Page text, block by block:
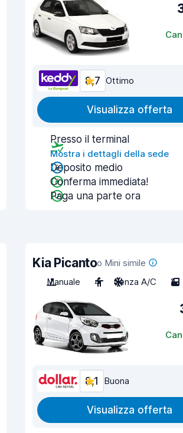
8,7 Ottimo
Visualizza offerta
Presso il terminal
Mostra i dettagli della sede
Deposito medio
Conferma immediata!
Paga una parte ora
Kia Picantoo Mini simile
Manuale
4 Senza A/C 2
8,1 Buona
Visualizza offerta